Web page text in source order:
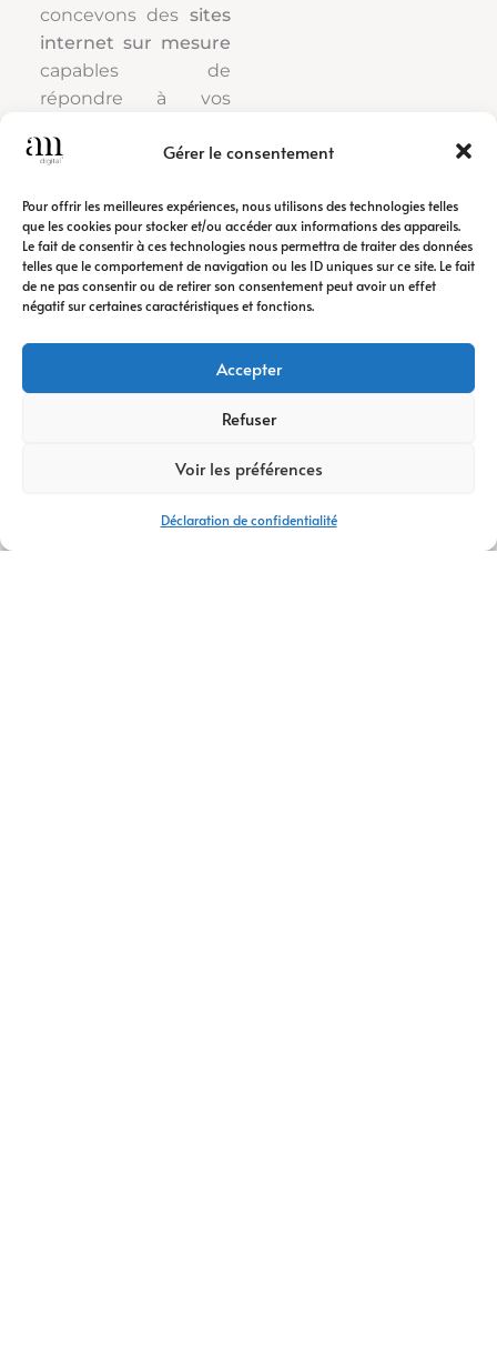
Gérer le consentement
Pour offrir les meilleures expériences, nous utilisons des technologies telles
que les cookies pour stocker et/ou accéder aux informations des appareils.
Le fait de consentir à ces technologies nous permettra de traiter des données
telles que le comportement de navigation ou les ID uniques sur ce site. Le fait
de ne pas consentir ou de retirer son consentement peut avoir un effet
négatif sur certaines caractéristiques et fonctions.
Accepter
Refuser
Voir les préférences
Déclaration de confidentialité
concevons des sites
internet sur mesure
capables de
répondre à vos
de votre clientèle.
Nous développons
dessites vitrines
destinés à mettre en
avant votre expertise
ainsi que des
sites e-
commercepensés
pour optimiser la
plus, nous
structurons chaque
l’accès à l’information